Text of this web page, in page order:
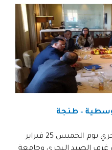
– طنجة
عقد وزير الفلاحة والصيد البحري يوم الخميس 25 فبراير